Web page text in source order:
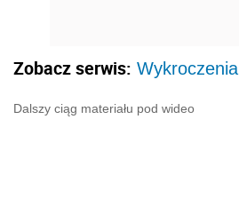
Zobacz serwis: Wykroczenia
Dalszy ciąg materiału pod wideo